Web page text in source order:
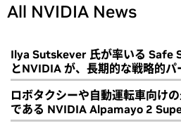
All NVIDIA News
Ilya Sutskever 氏が率いる Safe
とNVIDIA が、長期的な戦略的
ロボタクシーや自動運転車向け
である NVIDIA Alpamayo 2